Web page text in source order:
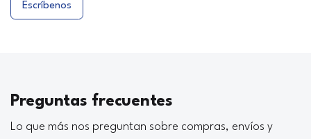
Escríbenos
Preguntas frecuentes
Lo que más nos preguntan sobre compras, envíos y